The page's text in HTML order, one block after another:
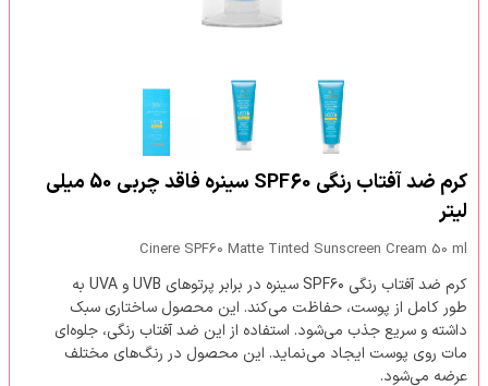
کرم ضد آفتاب رنگی SPF60 سینره فاقد چربی 50 میلی
لیتر
Cinere SPF60 Matte Tinted Sunscreen Cream 50 ml
کرم ضد آفتاب رنگی SPF۶۰ سینره در برابر پرتوهای UVB و UVA به
طور کامل از پوست، حفاظت می‌کند. این محصول ساختاری سبک
داشته و سریع جذب می‌شود. استفاده از این ضد آفتاب رنگی، جلوه‌ای
مات روی پوست ایجاد می‌نماید. این محصول در رنگ‌های مختلف
عرضه می‌شود.